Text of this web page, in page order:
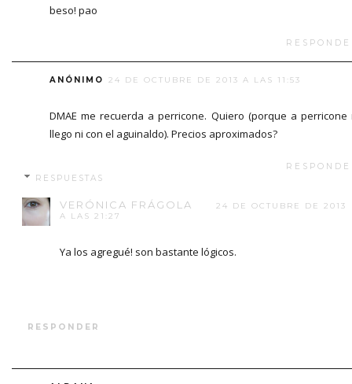
beso! pao
ANÓNIMO 24 DE OCTUBRE DE 2013 A LAS 11:53
DMAE me recuerda a perricone. Quiero (porque a perricone
llego ni con el aguinaldo). Precios aproximados?
RESPUESTAS
VERÓNICA FRÁGOLA
24 DE OCTUBRE DE 2013
A LAS 21:27
Ya los agregué! son bastante lógicos.
RESPONDER